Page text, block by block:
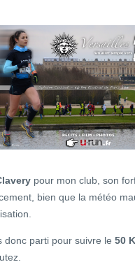
pour mon club, son
bien que la météo
donc parti pour suivre le 50